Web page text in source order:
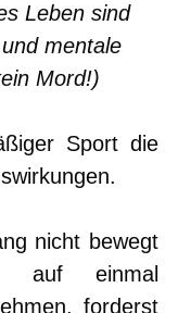
Leben sind
mentale
Mord!)
Sport die
nicht bewegt
auf einmal
forderst